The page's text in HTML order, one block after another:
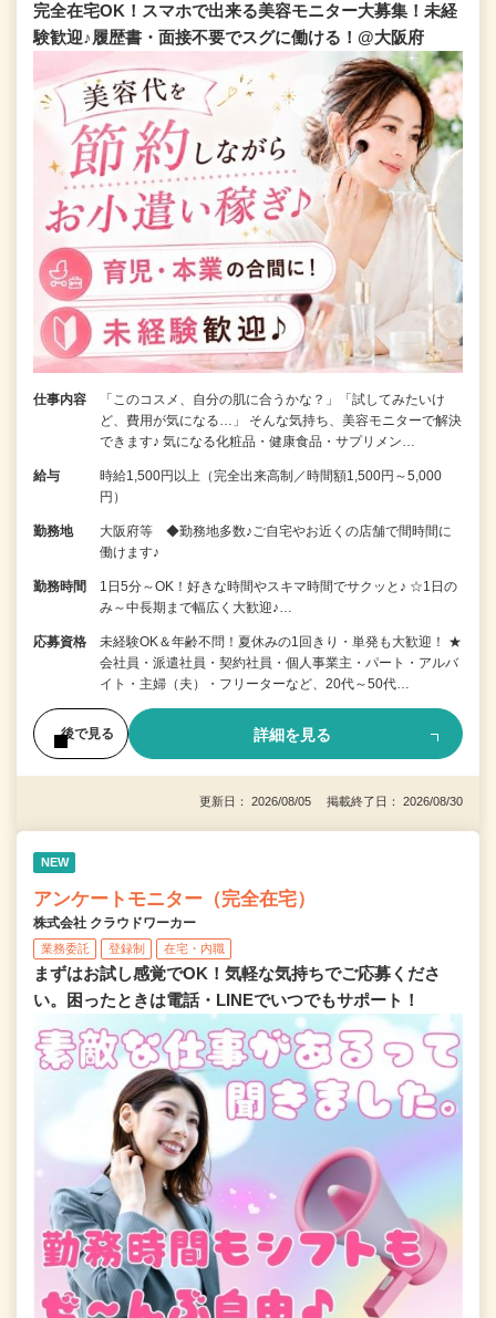
完全在宅OK！スマホで出来る美容モニター大募集！未経
験歓迎♪履歴書・面接不要でスグに働ける！@大阪府
仕事内容
「このコスメ、自分の肌に合うかな？」「試してみたいけ
ど、費用が気になる…」 そんな気持ち、美容モニターで解決
できます♪ 気になる化粧品・健康食品・サプリメン…
給与
時給1,500円以上（完全出来高制／時間額1,500円～5,000
円）
勤務地
大阪府等 ◆勤務地多数♪ご自宅やお近くの店舗で間時間に
働けます♪
勤務時間
1日5分～OK！好きな時間やスキマ時間でサクッと♪ ☆1日の
み～中長期まで幅広く大歓迎♪…
応募資格
未経験OK＆年齢不問！夏休みの1回きり・単発も大歓迎！ ★
会社員・派遣社員・契約社員・個人事業主・パート・アルバ
イト・主婦（夫）・フリーターなど、20代～50代…
後で見る 詳細を見る
更新日： 2026/08/05 掲載終了日： 2026/08/30
NEW
アンケートモニター（完全在宅）
株式会社 クラウドワーカー
業務委託 登録制 在宅・内職
まずはお試し感覚でOK！気軽な気持ちでご応募くださ
い。困ったときは電話・LINEでいつでもサポート！